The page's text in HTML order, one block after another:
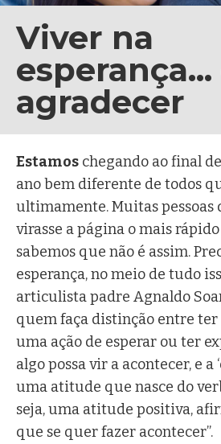
Viver na
esperança...
agradecer
Estamos chegando ao final
ano bem diferente de todos
ultimamente. Muitas pessoas
virasse a página o mais rápido
sabemos que não é assim.
esperança, no meio de tudo
articulista padre Agnaldo
quem faça distinção entre ter
uma ação de esperar ou ter
algo possa vir a acontecer, e a
uma atitude que nasce do
seja, uma atitude positiva,
que se quer fazer acontecer”.